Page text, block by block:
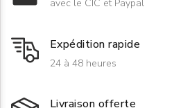
avec le CIC et Paypal
Expédition rapide
24 à 48 heures
Livraison offerte